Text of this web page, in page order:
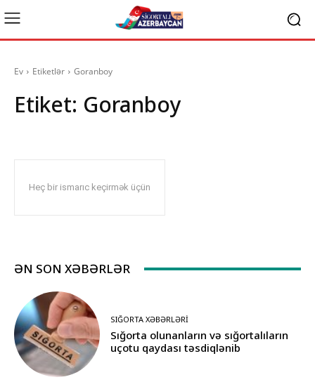
Ev Etiketlər Goranboy
Etiket: Goranboy
Heç bir ismarıc keçirmək üçün
ƏN SON XƏBƏRLƏR
SIĞORTA XƏBƏRLƏRI
Sığorta olunanların və sığortalıların
uçotu qaydası təsdiqlənib